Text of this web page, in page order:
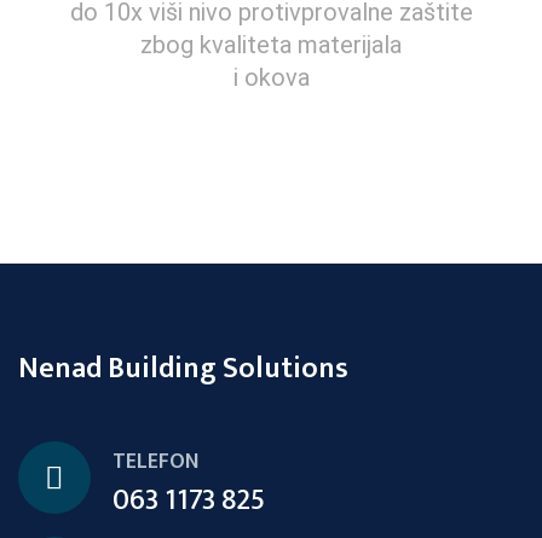
do 10x viši nivo protivprovalne zaštite
zbog kvaliteta materijala
i okova
Nenad Building Solutions
TELEFON
063 1173 825